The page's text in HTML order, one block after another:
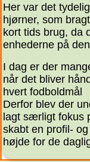
Her var det
hjørner, som
kort tids brug, da
enhederne på
I dag er der
når det bliver
hvert fodboldmål
Derfor blev der
lagt særligt fokus
skabt en profil-
højde for de